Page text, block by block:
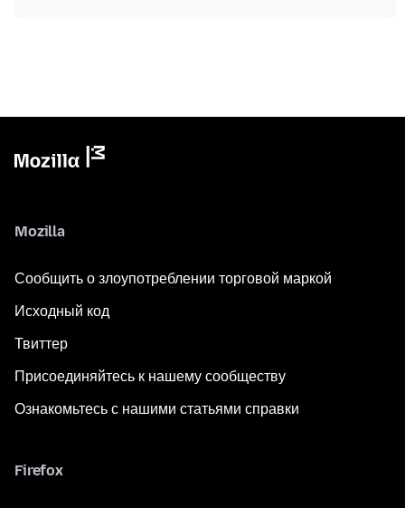
Mozilla
Сообщить о злоупотреблении торговой маркой
Исходный код
Твиттер
Присоединяйтесь к нашему сообществу
Ознакомьтесь с нашими статьями справки
Firefox